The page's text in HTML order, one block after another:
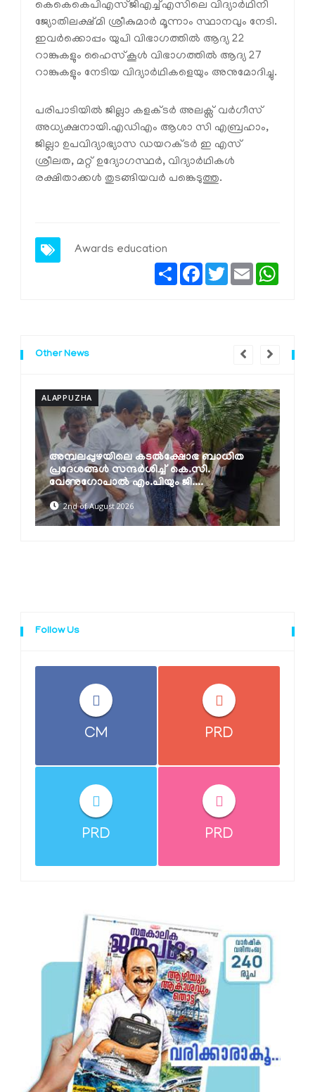
കെകെകെപിഎസ്ജിഎച്ച്എസിലെ വിദ്യാർഥിനി
ജ്യോതിലക്ഷ്മി ശ്രീകുമാർ മൂന്നാം സ്ഥാനവും നേടി.
ഇവർക്കൊപ്പം യുപി വിഭാഗത്തിൽ ആദ്യ 22
റാങ്കുകളും ഹൈസ്‌കൂൾ വിഭാഗത്തിൽ ആദ്യ 27
റാങ്കുകളും നേടിയ വിദ്യാർഥികളെയും അനുമോദിച്ചു.
പരിപാടിയിൽ ജില്ലാ കളക്ടർ അലക്സ്‌ വർഗീസ്
അധ്യക്ഷനായി.എഡിഎം ആശാ സി എബ്രഹാം,
ജില്ലാ ഉപവിദ്യാഭ്യാസ ഡയറക്ടർ ഇ എസ്
ശ്രീലത, മറ്റ് ഉദ്യോഗസ്ഥർ, വിദ്യാർഥികൾ
രക്ഷിതാക്കൾ തുടങ്ങിയവർ പങ്കെടുത്തു.
Awards education
ShareFacebook
TwitterEmail
Other News
ALAPPUZHA
അമ്പലപ്പുഴയിലെ കടൽക്ഷോഭ ബാധിത
പ്രദേശങ്ങൾ സന്ദർശിച്ച് കെ.സി.
വേണുഗോപാൽ എം.പിയും ജി....
2nd of August 2026
Follow Us
CM PRD
PRD PRD